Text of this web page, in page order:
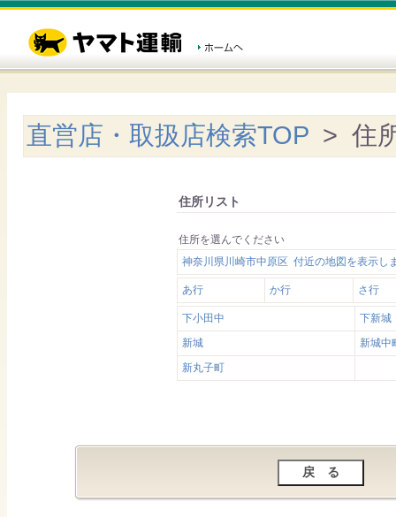
直営店・取扱店検索TOP > 住
住所リスト
住所を選んでください
神奈川県川崎市中原区 付近の地図を表示し
あ行 か行 さ行
下小田中
下新城
新城
新城中
新丸子町